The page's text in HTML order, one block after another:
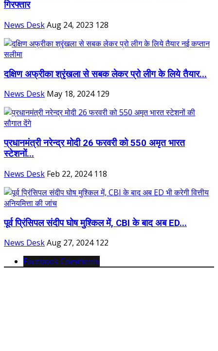
गिरफ्तार
News DeskAug 24, 2023 128
दक्षिण अफ्रीका श्रृंखला से सबक लेकर प्रो लीग के लिये तैयार...
News Desk May 18, 2024 129
प्रधानमंत्री नरेन्द्र मोदी 26 फरवरी को 550 अमृत भारत
स्टेशनों...
News Desk Feb 22, 2024 118
पूर्व प्रिंसिपल संदीप घोष मुश्किल में, CBI के बाद अब ED...
News DeskAug 27, 2024 122
Facebook Comments